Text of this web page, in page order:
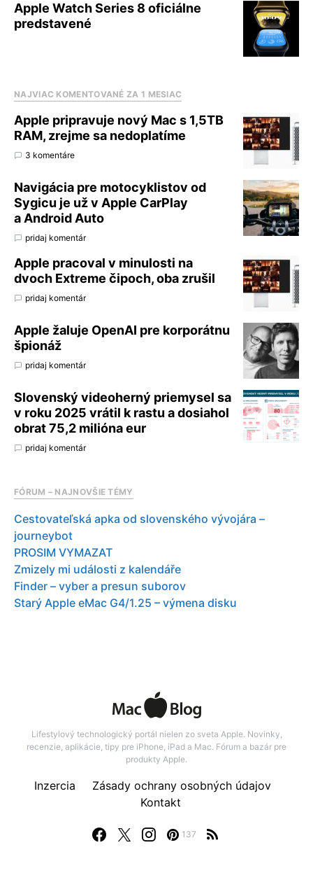
Apple Watch Series 8 oficiálne
predstavené
NAJVIAC KOMENTOVANÉ ZA 1 MESIAC
Apple pripravuje nový Mac s 1,5TB
RAM, zrejme sa nedoplatíme
3 komentáre
Navigácia pre motocyklistov od
Sygicu je už v Apple CarPlay
a Android Auto
pridaj komentár
Apple pracoval v minulosti na
dvoch Extreme čipoch, oba zrušil
pridaj komentár
Apple žaluje OpenAI pre korporátnu
špionáž
pridaj komentár
Slovenský videoherný priemysel sa
v roku 2025 vrátil k rastu a dosiahol
obrat 75,2 milióna eur
pridaj komentár
FÓRUM – NAJNOVŠIE TÉMY
Cestovateľská apka od slovenského vývojára –
journeybot
PROSIM VYMAZAT
Zmizely mi události z kalendáře
Finder – vyber a presun suborov
Starý Apple eMac G4/1.25 – výmena disku
Lifestylový technologický portál nielen zo sveta Apple. Novinky,
recenzie, aplikácie, tipy pre iPhone, iPad a Mac. Fórum a bazár pre
produkty Apple.
137
Inzercia
Zásady ochrany osobných údajov
Kontakt